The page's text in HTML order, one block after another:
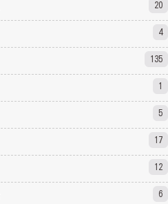
20
4
135
1
5
17
12
6